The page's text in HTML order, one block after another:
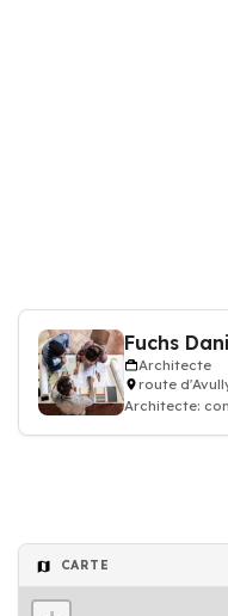
Fuchs
Architecte
route
Architecte:
CARTE